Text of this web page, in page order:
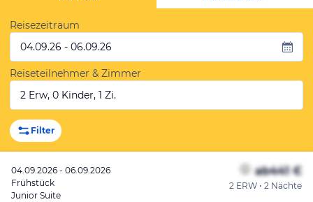
Reisezeitraum
04.09.26 - 06.09.26
Reiseteilnehmer & Zimmer
2 Erw, 0 Kinder, 1 Zi.
Filter
04.09.2026 - 06.09.2026
Frühstück
Junior Suite
ab441 €
2 ERW • 2 Nächte